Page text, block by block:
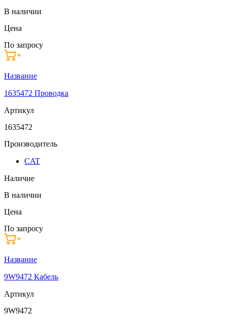
В наличии
Цена
По запросу
Название
1635472 Проводка
Артикул
1635472
Производитель
CAT
Наличие
В наличии
Цена
По запросу
Название
9W9472 Кабель
Артикул
9W9472